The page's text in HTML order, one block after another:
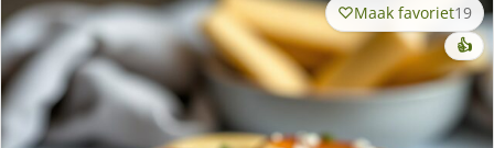
Maak favoriet19
👍